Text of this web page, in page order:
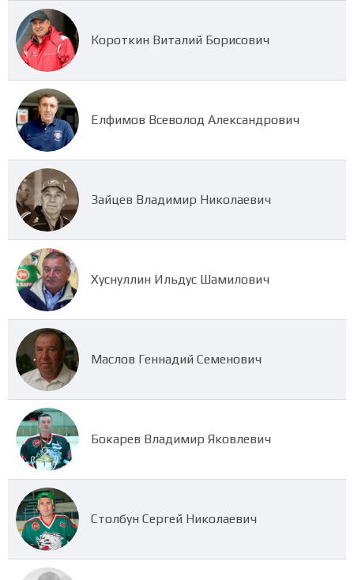
Короткин Виталий Борисович
Елфимов Всеволод Александрович
Зайцев Владимир Николаевич
Хуснуллин Ильдус Шамилович
Маслов Геннадий Семенович
Бокарев Владимир Яковлевич
Столбун Сергей Николаевич